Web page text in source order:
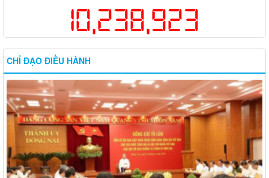
10,238,923
CHỈ ĐẠO ĐIỀU HÀNH